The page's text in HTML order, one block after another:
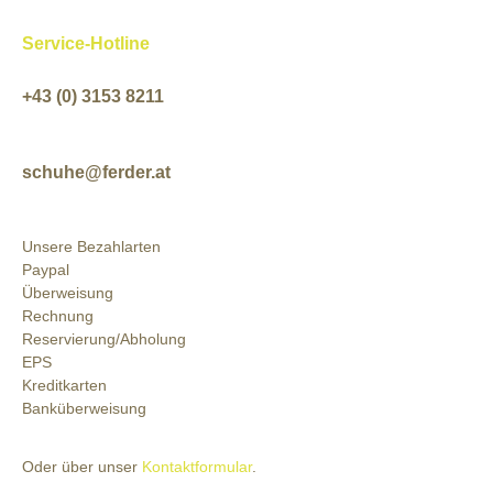
Service-Hotline
+43 (0) 3153 8211
schuhe@ferder.at
Unsere Bezahlarten
Paypal
Überweisung
Rechnung
Reservierung/Abholung
EPS
Kreditkarten
Banküberweisung
Oder über unser Kontaktformular.